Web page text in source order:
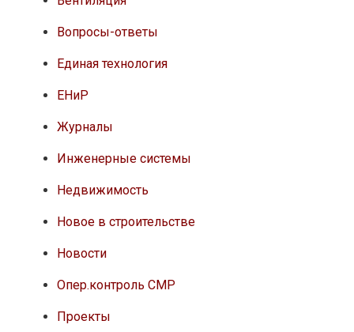
Вопросы-ответы
Единая технология
ЕНиР
Журналы
Инженерные системы
Недвижимость
Новое в строительстве
Новости
Опер.контроль СМР
Проекты